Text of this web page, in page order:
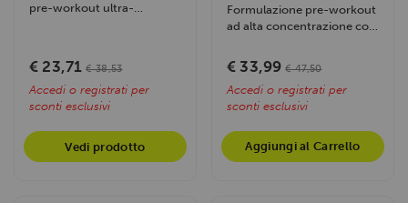
pre-workout ultra-
€ 23,71 € 38,53
Accedi o registrati per
sconti esclusivi
Vedi prodotto
Formulazione pre-workout
ad alta concentrazione con
nitrato...
€ 33,99 € 47,50
Accedi o registrati per
sconti esclusivi
Aggiungi al Carrello